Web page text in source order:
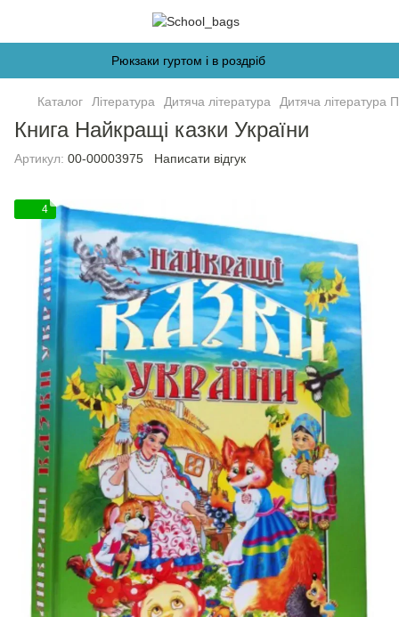
Рюкзаки гуртом і в роздріб
Каталог Література Дитяча література Дитяча література
Книга Найкращі казки України
Артикул: 00-00003975 Написати відгук
4